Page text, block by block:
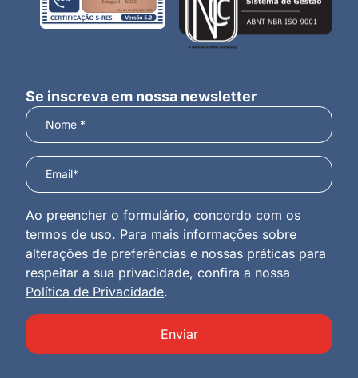
Se inscreva em nossa newsletter
Ao preencher o formulário, concordo com os
termos de uso. Para mais informações sobre
alterações de preferências e nossas práticas para
respeitar a sua privacidade, confira a nossa
Política de Privacidade.
Enviar